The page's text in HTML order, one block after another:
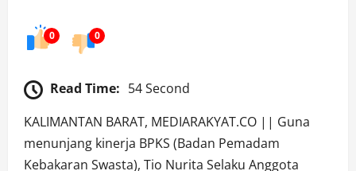
0 0
Read Time: 54 Second
KALIMANTAN BARAT, MEDIARAKYAT.CO || Guna
menunjang kinerja BPKS (Badan Pemadam
Kebakaran Swasta), Tio Nurita Selaku Anggota